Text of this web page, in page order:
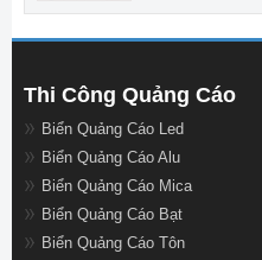
Thi Công Quảng Cáo
Biển Quảng Cáo Led
Biển Quảng Cáo Alu
Biển Quảng Cáo Mica
Biển Quảng Cáo Bạt
Biển Quảng Cáo Tôn